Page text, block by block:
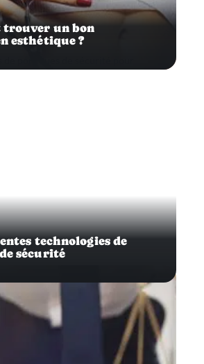
trouver un bon
esthétique ?
technologies de
sécurité